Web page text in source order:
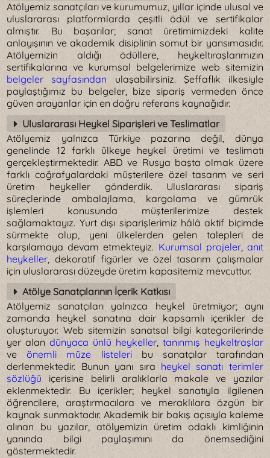
Atölyemiz sanatçıları ve kurumumuz, yıllar içinde ulusal ve
uluslararası platformlarda çeşitli ödül ve sertifikalar
almıştır. Bu başarılar; sanat üretimimizdeki kalite
anlayışının ve akademik disiplinin somut bir yansımasıdır.
Atölyemizin aldığı ödüllere, heykeltıraşlarımızın
sertifikalarına ve kurumsal belgelerimize web sitemizin
belgeler sayfasından ulaşabilirsiniz. Şeffaflık ilkesiyle
paylaştığımız bu belgeler, bize sipariş vermeden önce
güven arayanlar için en doğru referans kaynağıdır.
Uluslararası Heykel Siparişleri ve Teslimatlar
Atölyemiz yalnızca Türkiye pazarına değil, dünya
genelinde 12 farklı ülkeye heykel üretimi ve teslimatı
gerçekleştirmektedir. ABD ve Rusya başta olmak üzere
farklı coğrafyalardaki müşterilere özel tasarım ve seri
üretim heykeller gönderdik. Uluslararası sipariş
süreçlerinde ambalajlama, kargolama ve gümrük
işlemleri konusunda müşterilerimize destek
sağlamaktayız. Yurt dışı siparişlerimiz hâlâ aktif biçimde
sürmekte olup, yeni ülkelerden gelen talepleri de
karşılamaya devam etmekteyiz. Kurumsal projeler, anıt
heykeller, dekoratif figürler ve özel tasarım çalışmalar
için uluslararası düzeyde üretim kapasitemiz mevcuttur.
Atölye Sanatçılarının İçerik Katkısı
Atölyemiz sanatçıları yalnızca heykel üretmiyor; aynı
zamanda heykel sanatına dair kapsamlı içerikler de
oluşturuyor. Web sitemizin sanatsal bilgi kategorilerinde
yer alandünyaca ünlü heykeller, tanınmış heykeltraşlar
veönemli müze listeleribu sanatçılar tarafından
derlenmektedir. Bunun yanı sıra heykel sanatı terimler
sözlüğü içerisine belirli aralıklarla makale ve yazılar
eklenmektedir. Bu içerikler; heykel sanatıyla ilgilenen
öğrencilere, araştırmacılara ve meraklılara özgün bir
kaynak sunmaktadır. Akademik bir bakış açısıyla kaleme
alınan bu yazılar, atölyemizin üretim odaklı kimliğinin
yanında bilgi paylaşımını da önemsediğini
göstermektedir.